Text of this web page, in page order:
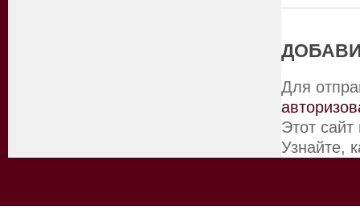
Для
Этот
Узнайте,